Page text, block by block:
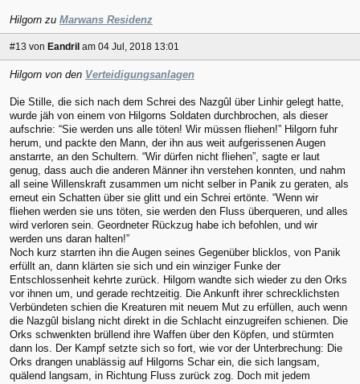
Hilgorn zu Marwans Residenz
#13 von Eandril am 04 Jul, 2018 13:01
Hilgorn von den Verteidigungsanlagen
Die Stille, die sich nach dem Schrei des Nazgûl über Linhir gelegt hatte,
wurde jäh von einem von Hilgorns Soldaten durchbrochen, als dieser
aufschrie: “Sie werden uns alle töten! Wir müssen fliehen!” Hilgorn fuhr
herum, und packte den Mann, der ihn aus weit aufgerissenen Augen
anstarrte, an den Schultern. “Wir dürfen nicht fliehen”, sagte er laut
genug, dass auch die anderen Männer ihn verstehen konnten, und nahm
all seine Willenskraft zusammen um nicht selber in Panik zu geraten, als
erneut ein Schatten über sie glitt und ein Schrei ertönte. “Wenn wir
fliehen werden sie uns töten, sie werden den Fluss überqueren, und alles
wird verloren sein. Geordneter Rückzug habe ich befohlen, und wir
werden uns daran halten!”
Noch kurz starrten ihn die Augen seines Gegenüber blicklos, von Panik
erfüllt an, dann klärten sie sich und ein winziger Funke der
Entschlossenheit kehrte zurück. Hilgorn wandte sich wieder zu den Orks
vor ihnen um, und gerade rechtzeitig. Die Ankunft ihrer schrecklichsten
Verbündeten schien die Kreaturen mit neuem Mut zu erfüllen, auch wenn
die Nazgûl bislang nicht direkt in die Schlacht einzugreifen schienen. Die
Orks schwenkten brüllend ihre Waffen über den Köpfen, und stürmten
dann los. Der Kampf setzte sich so fort, wie vor der Unterbrechung: Die
Orks drangen unablässig auf Hilgorns Schar ein, die sich langsam,
quälend langsam, in Richtung Fluss zurück zog. Doch mit jedem